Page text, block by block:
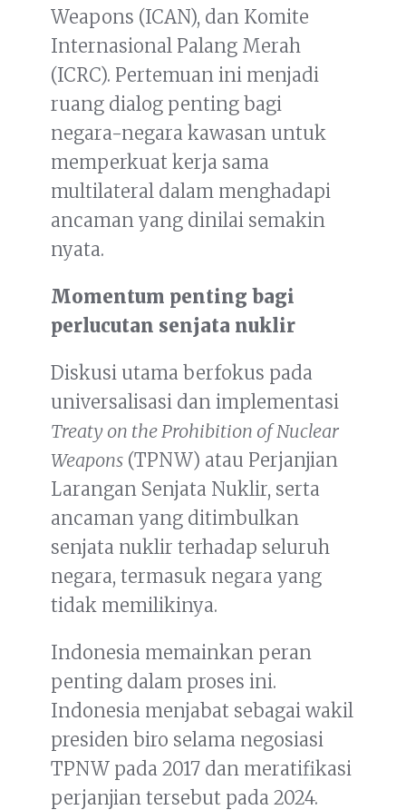
Weapons (ICAN), dan Komite
Internasional Palang Merah
(ICRC). Pertemuan ini menjadi
ruang dialog penting bagi
negara-negara kawasan untuk
memperkuat kerja sama
multilateral dalam menghadapi
ancaman yang dinilai semakin
nyata.
Momentum penting bagi
perlucutan senjata nuklir
Diskusi utama berfokus pada
universalisasi dan implementasi
Treaty on the Prohibition of Nuclear
Weapons (TPNW) atau Perjanjian
Larangan Senjata Nuklir, serta
ancaman yang ditimbulkan
senjata nuklir terhadap seluruh
negara, termasuk negara yang
tidak memilikinya.
Indonesia memainkan peran
penting dalam proses ini.
Indonesia menjabat sebagai wakil
presiden biro selama negosiasi
TPNW pada 2017 dan meratifikasi
perjanjian tersebut pada 2024.